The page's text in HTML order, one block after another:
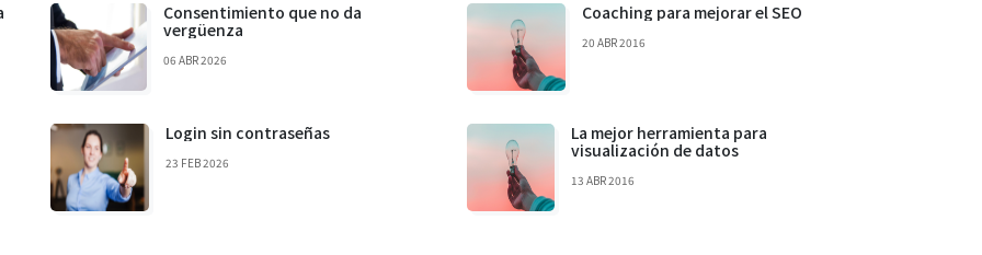
Consentimiento que no da
vergüenza
06 ABR 2026
Login sin contraseñas
23 FEB 2026
Coaching para mejorar el SEO
20 ABR 2016
La mejor herramienta para
visualización de datos
13 ABR 2016